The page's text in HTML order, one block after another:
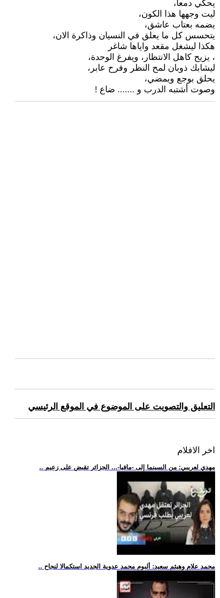
يحكي دمعا،
ليت وجهها هذا الكون،
يضمه بعتاب عاشق،
يتحسس كل ما يعلق في النسيان وذاكرة الان،
هكذا ليشغل مقعد واياها شاغر
، يزيح كاهل الانتظار، ويفرغ الوحدة،
ليشابك ذوبان لمح النظر وفرح عابر،
يحلق بوجع ويمضي،
وصوت أشتبه الدرب و ....... ضاع !
التعليق والتصويت على الموضوع في الموقع الرئيسي
اخر الافلام
.. مهدي لعريبي: من السينما إلى -مافيا-... الجزائر تقبض على زعيم
.. محمد علام وهيثم سعيد: ألبوم محمد عدوية الجديد استكمالا لنجاح